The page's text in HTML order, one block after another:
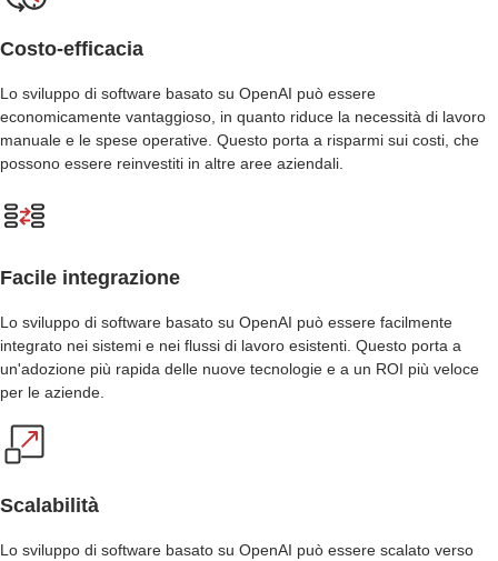
Costo-efficacia
Lo sviluppo di software basato su OpenAI può essere
economicamente vantaggioso, in quanto riduce la necessità di lavoro
manuale e le spese operative. Questo porta a risparmi sui costi, che
possono essere reinvestiti in altre aree aziendali.
Facile integrazione
Lo sviluppo di software basato su OpenAI può essere facilmente
integrato nei sistemi e nei flussi di lavoro esistenti. Questo porta a
un'adozione più rapida delle nuove tecnologie e a un ROI più veloce
per le aziende.
Scalabilità
Lo sviluppo di software basato su OpenAI può essere scalato verso